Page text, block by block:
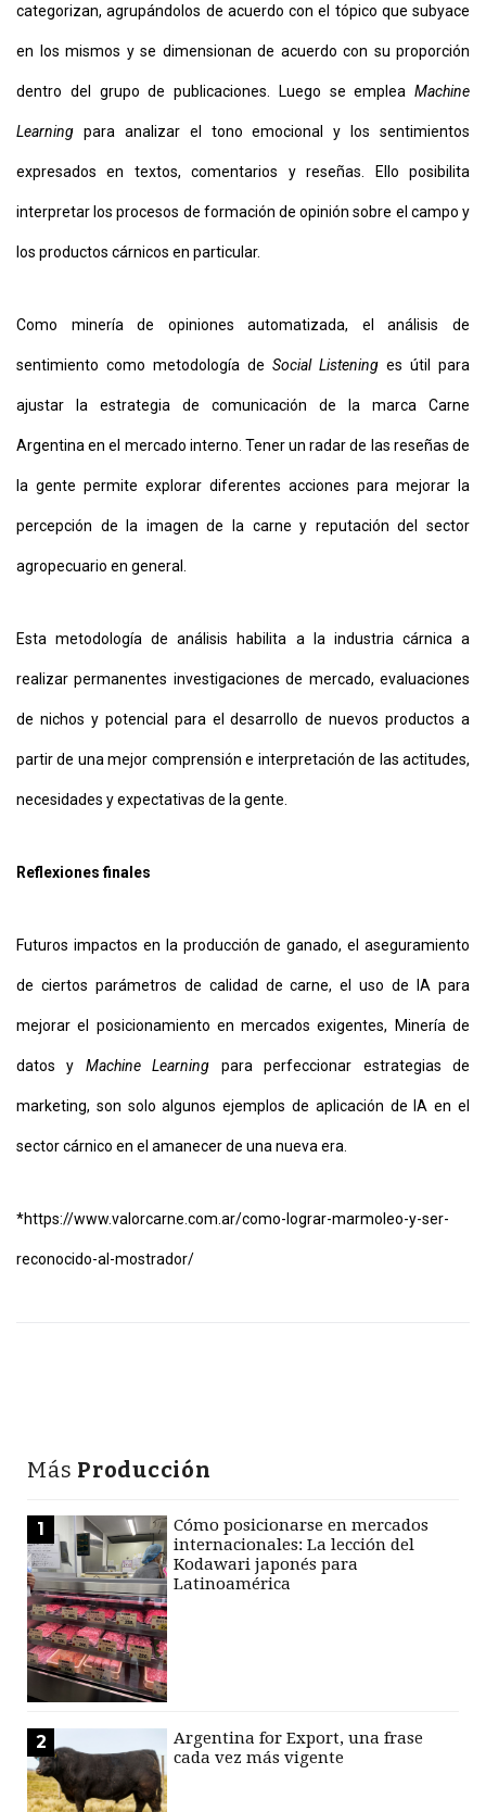
categorizan, agrupándolos de acuerdo con el tópico que subyace
en los mismos y se dimensionan de acuerdo con su proporción
dentro del grupo de publicaciones. Luego se emplea Machine
Learning para analizar el tono emocional y los sentimientos
expresados en textos, comentarios y reseñas. Ello posibilita
interpretar los procesos de formación de opinión sobre el campo y
los productos cárnicos en particular.
Como minería de opiniones automatizada, el análisis de
sentimiento como metodología de Social Listening es útil para
ajustar la estrategia de comunicación de la marca Carne
Argentina en el mercado interno. Tener un radar de las reseñas de
la gente permite explorar diferentes acciones para mejorar la
percepción de la imagen de la carne y reputación del sector
agropecuario en general.
Esta metodología de análisis habilita a la industria cárnica a
realizar permanentes investigaciones de mercado, evaluaciones
de nichos y potencial para el desarrollo de nuevos productos a
partir de una mejor comprensión e interpretación de las actitudes,
necesidades y expectativas de la gente.
Reflexiones finales
Futuros impactos en la producción de ganado, el aseguramiento
de ciertos parámetros de calidad de carne, el uso de IA para
mejorar el posicionamiento en mercados exigentes, Minería de
datos y Machine Learning para perfeccionar estrategias de
marketing, son solo algunos ejemplos de aplicación de IA en el
sector cárnico en el amanecer de una nueva era.
*https://www.valorcarne.com.ar/como-lograr-marmoleo-y-ser-
reconocido-al-mostrador/
Más Producción
1
Cómo posicionarse en mercados
internacionales: La lección del
Kodawari japonés para
Latinoamérica
2
Argentina for Export, una frase
cada vez más vigente